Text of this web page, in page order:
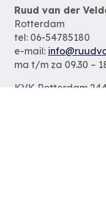
Ruud van der
Rotterdam
tel: 06-54785180
e-mail:
ma t/m za 09.30 –
KVK Rotterdam